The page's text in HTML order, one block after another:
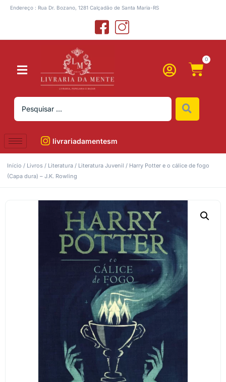
Endereço : Rua Dr. Bozano, 1281 Calçadão de Santa Maria-RS
0
livrariadamentesm
Início / Livros / Literatura / Literatura Juvenil / Harry Potter e o cálice de fogo
(Capa dura) – J.K. Rowling